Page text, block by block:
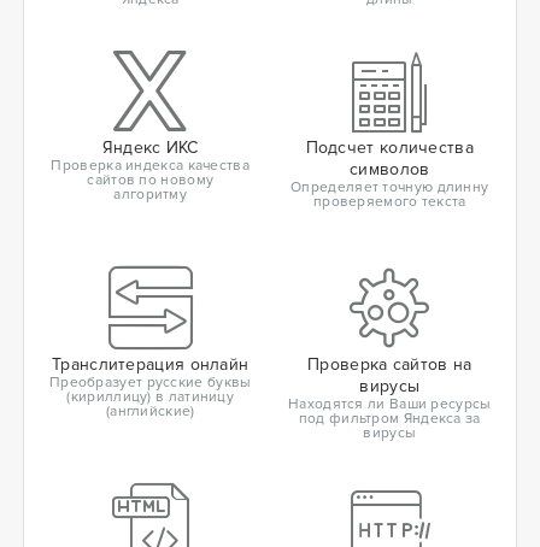
Яндекс ИКС
Проверка индекса качества
сайтов по новому
алгоритму
Подсчет количества
символов
Определяет точную длинну
проверяемого текста
Транслитерация онлайн
Преобразует русские буквы
(кириллицу) в латиницу
(английские)
Проверка сайтов на
вирусы
Находятся ли Ваши ресурсы
под фильтром Яндекса за
вирусы